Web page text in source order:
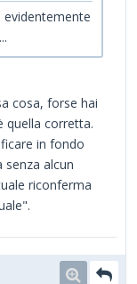
cosa, forse hai
quella corretta.
in fondo
alcun
riconferma